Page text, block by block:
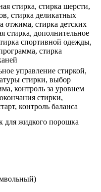
стирка, стирка шерсти,
стирка деликатных
отжима, стирка детских
стирка, дополнительное
спортивной одежды,
стирка
управление стиркой,
стирки, выбор
контроль за уровнем
стирки,
контроль баланса
для жидкого порошка